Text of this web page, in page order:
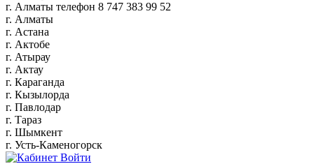
г. Алматы телефон 8 747 383 99 52
г. Алматы
г. Астана
г. Актобе
г. Атырау
г. Актау
г. Караганда
г. Кызылорда
г. Павлодар
г. Тараз
г. Шымкент
г. Усть-Каменогорск
Войти